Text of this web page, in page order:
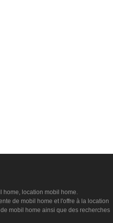
home, location mobil home.
de mobil home et l'offre à la location
mobil home ainsi que des recherches